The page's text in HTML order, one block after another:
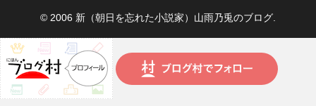
© 2006 新（朝日を忘れた小説家）山雨乃兎のブログ.